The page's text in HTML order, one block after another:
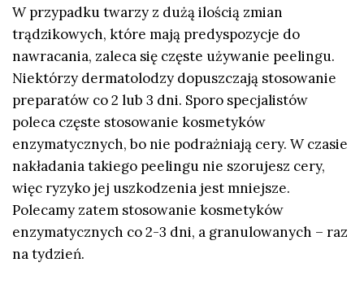
W przypadku twarzy z dużą ilością zmian
trądzikowych, które mają predyspozycje do
nawracania, zaleca się częste używanie peelingu.
Niektórzy dermatolodzy dopuszczają stosowanie
preparatów co 2 lub 3 dni. Sporo specjalistów
poleca częste stosowanie kosmetyków
enzymatycznych, bo nie podrażniają cery. W czasie
nakładania takiego peelingu nie szorujesz cery,
więc ryzyko jej uszkodzenia jest mniejsze.
Polecamy zatem stosowanie kosmetyków
enzymatycznych co 2-3 dni, a granulowanych – raz
na tydzień.